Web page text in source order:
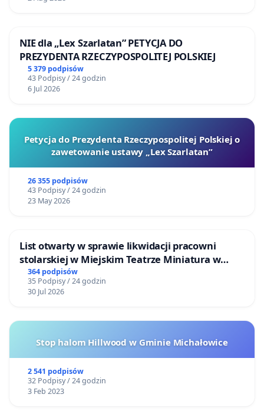
NIE dla „Lex Szarlatan” PETYCJA DO
PREZYDENTA RZECZYPOSPOLITEJ POLSKIEJ
5 379 podpisów
43 Podpisy / 24 godzin
6 Jul 2026
Petycja do Prezydenta Rzeczypospolitej Polskiej o
zawetowanie ustawy „Lex Szarlatan”
26 355 podpisów
43 Podpisy / 24 godzin
23 May 2026
List otwarty w sprawie likwidacji pracowni
stolarskiej w Miejskim Teatrze Miniatura w
Gdańsku
364 podpisów
35 Podpisy / 24 godzin
30 Jul 2026
Stop halom Hillwood w Gminie Michałowice
2 541 podpisów
32 Podpisy / 24 godzin
3 Feb 2023